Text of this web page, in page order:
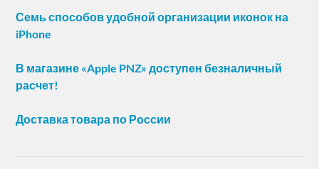
Семь способов удобной организации иконок на
iPhone
В магазине «Apple PNZ» доступен безналичный
расчет!
Доставка товара по России